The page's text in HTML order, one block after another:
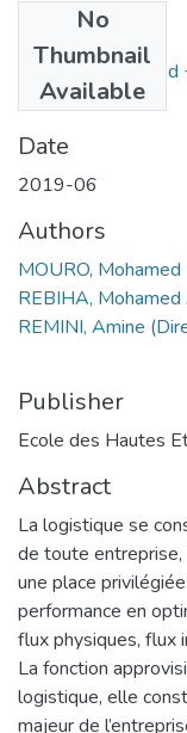
No
Thumbnail
Available
MOURO
(1.53 MB)
Date
2019-06
Authors
MOURO, Mohamed
REBIHA,
REMINI, Amine
Publisher
Ecole des Hautes
Abstract
La logistique se
de toute entreprise,
une place
performance en
flux physiques, flux
La fonction
logistique, elle
majeur de